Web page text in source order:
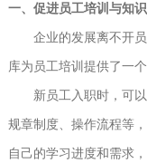
一、促进员工培训与知
企业的发展离不开员
库为员工培训提供了一
新员工入职时，可以
规章制度、操作流程等
自己的学习进度和需求